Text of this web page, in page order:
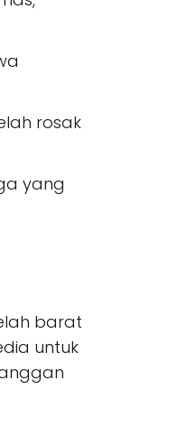
rosak
yang
barat
untuk